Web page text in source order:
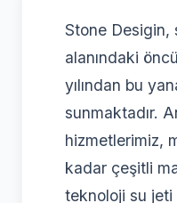
Stone Desigin,
alanındaki
yılından bu
sunmaktadır.
hizmetlerimiz,
kadar çeşitli
teknoloji su